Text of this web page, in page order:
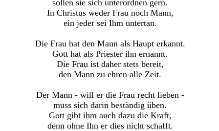
sollen sie sich unterordnen gern.
In Christus weder Frau noch Mann,
ein jeder sei Ihm untertan.
Die Frau hat den Mann als Haupt erkannt.
Gott hat als Priester ihn ernannt.
Die Frau ist daher stets bereit,
den Mann zu ehren alle Zeit.
Der Mann - will er die Frau recht lieben -
muss sich darin beständig üben.
Gott gibt ihm auch dazu die Kraft,
denn ohne Ihn er dies nicht schafft.